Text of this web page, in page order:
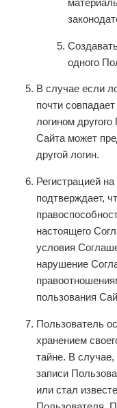
одного
В случае если
почти
логином
Сайта может
другой логин.
Регистрацией
подтверждает,
настоящего
условия
нарушение
пользования
Пользователь
хранением
тайне. В
записи
или стал